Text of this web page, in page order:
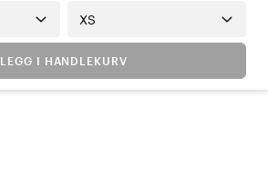
XS
LEGG I HANDLEKURV